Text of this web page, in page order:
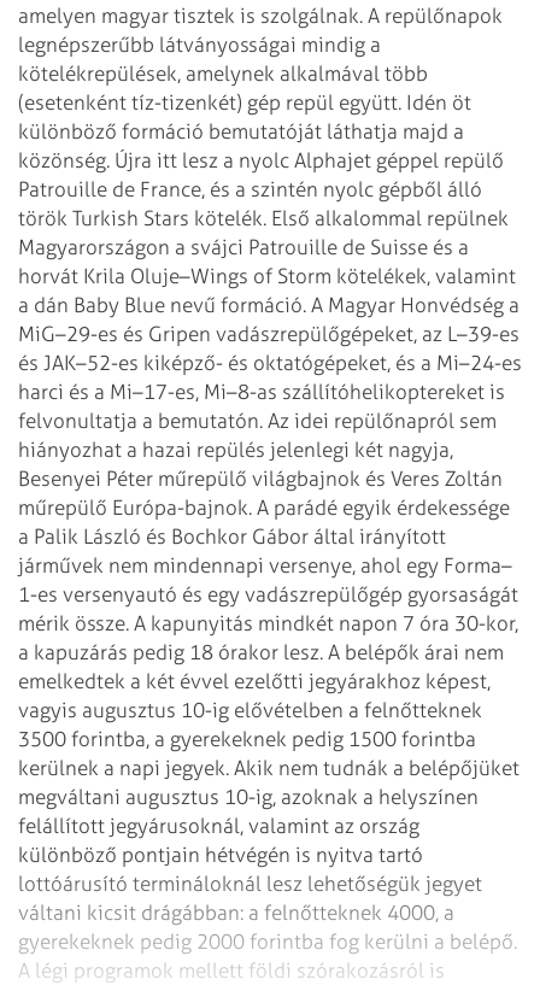
amelyen magyar tisztek is szolgálnak. A repülőnapok
legnépszerűbb látványosságai mindig a
kötelékrepülések, amelynek alkalmával több
(esetenként tíz-tizenkét) gép repül együtt. Idén öt
különböző formáció bemutatóját láthatja majd a
közönség. Újra itt lesz a nyolc Alphajet géppel repülő
Patrouille de France, és a szintén nyolc gépből álló
török Turkish Stars kötelék. Első alkalommal repülnek
Magyarországon a svájci Patrouille de Suisse és a
horvát Krila Oluje–Wings of Storm kötelékek, valamint
a dán Baby Blue nevű formáció. A Magyar Honvédség a
MiG–29-es és Gripen vadászrepülőgépeket, az L–39-es
és JAK–52-es kiképző- és oktatógépeket, és a Mi–24-es
harci és a Mi–17-es, Mi–8-as szállítóhelikoptereket is
felvonultatja a bemutatón. Az idei repülőnapról sem
hiányozhat a hazai repülés jelenlegi két nagyja,
Besenyei Péter műrepülő világbajnok és Veres Zoltán
műrepülő Európa-bajnok. A parádé egyik érdekessége
a Palik László és Bochkor Gábor által irányított
járművek nem mindennapi versenye, ahol egy Forma–
1-es versenyautó és egy vadászrepülőgép gyorsaságát
mérik össze. A kapunyitás mindkét napon 7 óra 30-kor,
a kapuzárás pedig 18 órakor lesz. A belépők árai nem
emelkedtek a két évvel ezelőtti jegyárakhoz képest,
vagyis augusztus 10-ig elővételben a felnőtteknek
3500 forintba, a gyerekeknek pedig 1500 forintba
kerülnek a napi jegyek. Akik nem tudnák a belépőjüket
megváltani augusztus 10-ig, azoknak a helyszínen
felállított jegyárusoknál, valamint az ország
különböző pontjain hétvégén is nyitva tartó
lottóárusító termináloknál lesz lehetőségük jegyet
váltani kicsit drágábban: a felnőtteknek 4000, a
gyerekeknek pedig 2000 forintba fog kerülni a belépő.
A légi programok mellett földi szórakozásról is